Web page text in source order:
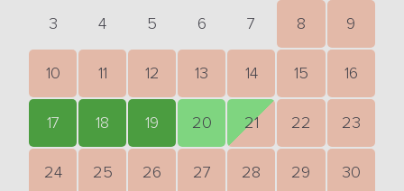
3 4 5 6 7 8 9
10 11 12 13 14 15 16
17 18 19 20 21 22 23
24 25 26 27 28 29 30